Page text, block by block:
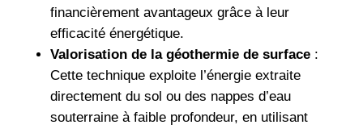
financièrement avantageux grâce à leur
efficacité énergétique.
Valorisation de la géothermie de surface:
Cette technique exploite l’énergie extraite
directement du sol ou des nappes d’eau
souterraine à faible profondeur, en utilisant